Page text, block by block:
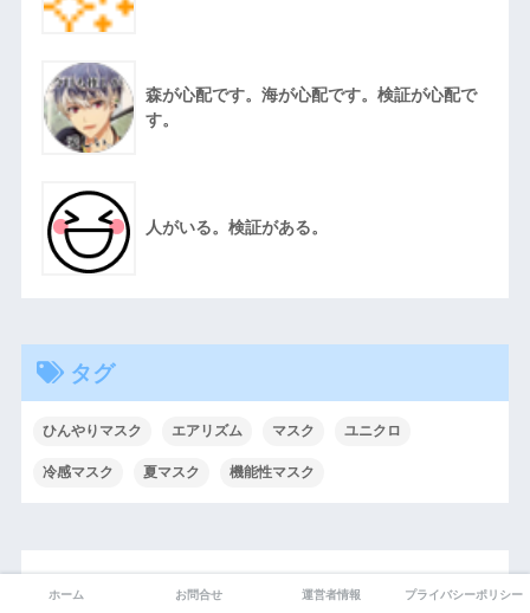
森が心配です。海が心配です。検証が心配で
す。
人がいる。検証がある。
タグ
ひんやりマスク エアリズム マスク ユニクロ
冷感マスク 夏マスク 機能性マスク
おすすめ商品
ホーム お問合せ 運営者情報 プライバシーポリシー